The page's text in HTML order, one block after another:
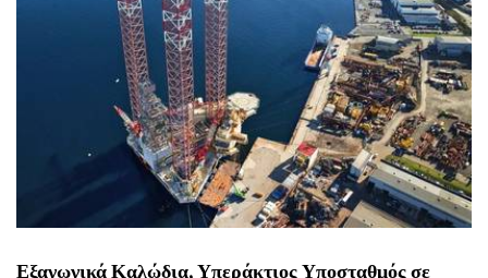
Σκάφη
Η ConocoPhillips προσλαμβάνει τον Jack-Up της
Noble Corporation για τις εργασίες P&A της